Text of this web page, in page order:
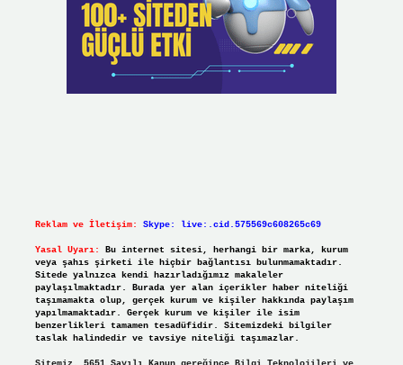
Reklam ve İletişim: Skype: live:.cid.575569c608265c69
Yasal Uyarı:
Bu internet sitesi, herhangi bir marka, kurum
veya şahıs şirketi ile hiçbir bağlantısı bulunmamaktadır.
Sitede yalnızca kendi hazırladığımız makaleler
paylaşılmaktadır. Burada yer alan içerikler haber niteliği
taşımamakta olup, gerçek kurum ve kişiler hakkında paylaşım
yapılmamaktadır. Gerçek kurum ve kişiler ile isim
benzerlikleri tamamen tesadüfidir. Sitemizdeki bilgiler
taslak halindedir ve tavsiye niteliği taşımazlar.